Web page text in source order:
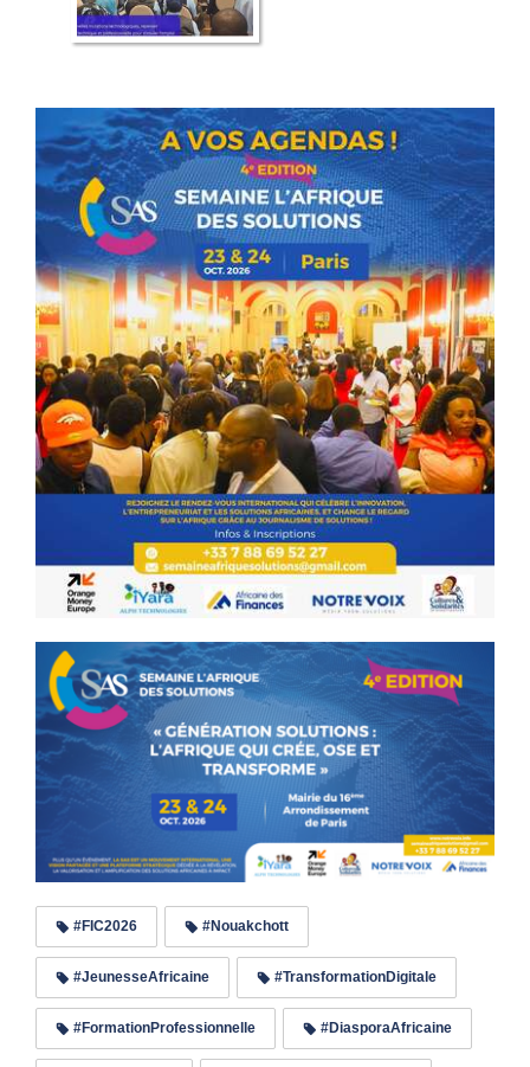
#FIC2026 #Nouakchott
#JeunesseAfricaine #TransformationDigitale
#FormationProfessionnelle #DiasporaAfricaine